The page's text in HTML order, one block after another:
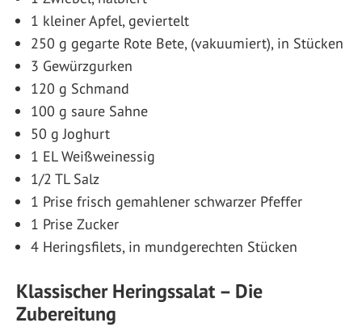
1 kleiner Apfel, geviertelt
250 g gegarte Rote Bete, (vakuumiert), in Stücken
3 Gewürzgurken
120 g Schmand
100 g saure Sahne
50 g Joghurt
1 EL Weißweinessig
1/2 TL Salz
1 Prise frisch gemahlener schwarzer Pfeffer
1 Prise Zucker
4 Heringsfilets, in mundgerechten Stücken
Klassischer Heringssalat – Die
Zubereitung